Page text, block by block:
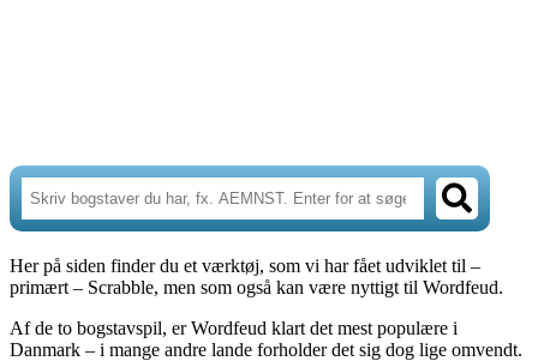
Her på siden finder du et værktøj, som vi har fået udviklet til –
primært – Scrabble, men som også kan være nyttigt til Wordfeud.
Af de to bogstavspil, er Wordfeud klart det mest populære i
Danmark – i mange andre lande forholder det sig dog lige omvendt.